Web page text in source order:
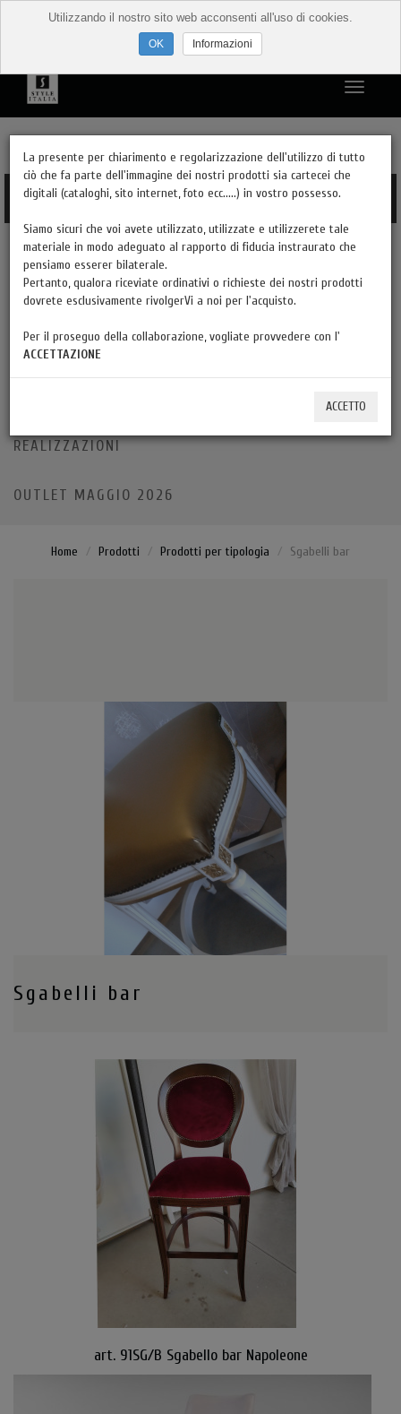
PRODOTTI PER STILI
PRODOTTI PER TIPOLOGIA
DESIGN E MODERNO
FINITURE
HAI LA PARTITA IVA?
REALIZZAZIONI
OUTLET MAGGIO 2026
Home Prodotti Prodotti per tipologia Sgabelli bar
Sgabelli bar
art. 91SG/B Sgabello bar Napoleone
La presente per chiarimento e regolarizzazione dell'utilizzo di tutto
ciò che fa parte dell'immagine dei nostri prodotti sia cartecei che
digitali (cataloghi, sito internet, foto ecc.....) in vostro possesso.
Siamo sicuri che voi avete utilizzato, utilizzate e utilizzerete tale
materiale in modo adeguato al rapporto di fiducia instraurato che
pensiamo esserer bilaterale.
Pertanto, qualora riceviate ordinativi o richieste dei nostri prodotti
dovrete esclusivamente rivolgerVi a noi per l'acquisto.
Per il proseguo della collaborazione, vogliate provvedere con l'
ACCETTAZIONE
ACCETTO
Utilizzando il nostro sito web acconsenti all'uso di cookies.
Informazioni